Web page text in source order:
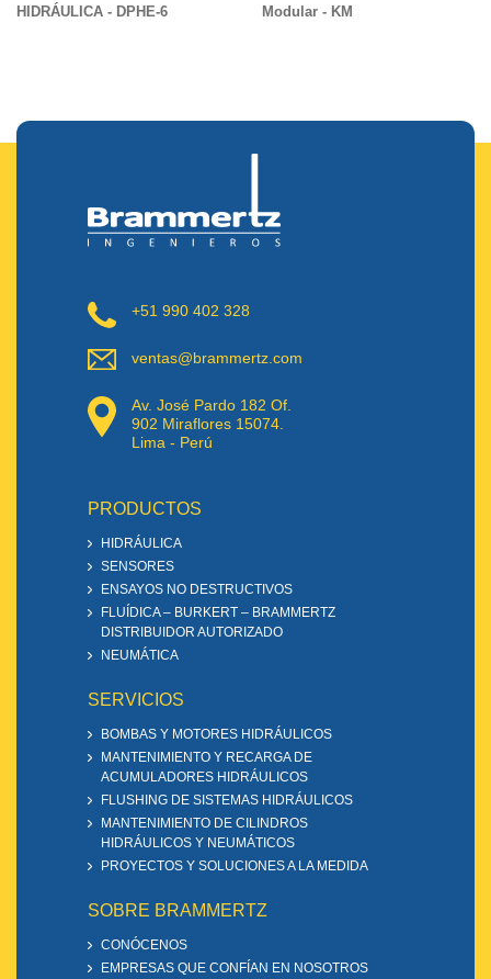
HIDRÁULICA - DPHE-6
Modular - KM
+51 990 402 328
ventas@brammertz.com
Av. José Pardo 182 Of.
902 Miraflores 15074.
Lima - Perú
PRODUCTOS
HIDRÁULICA
SENSORES
ENSAYOS NO DESTRUCTIVOS
FLUÍDICA – BURKERT – BRAMMERTZ
DISTRIBUIDOR AUTORIZADO
NEUMÁTICA
SERVICIOS
BOMBAS Y MOTORES HIDRÁULICOS
MANTENIMIENTO Y RECARGA DE
ACUMULADORES HIDRÁULICOS
FLUSHING DE SISTEMAS HIDRÁULICOS
MANTENIMIENTO DE CILINDROS
HIDRÁULICOS Y NEUMÁTICOS
PROYECTOS Y SOLUCIONES A LA MEDIDA
SOBRE BRAMMERTZ
CONÓCENOS
EMPRESAS QUE CONFÍAN EN NOSOTROS